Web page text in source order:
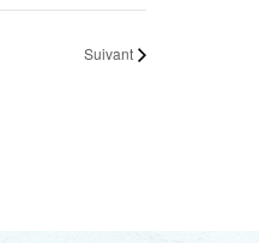
Suivant